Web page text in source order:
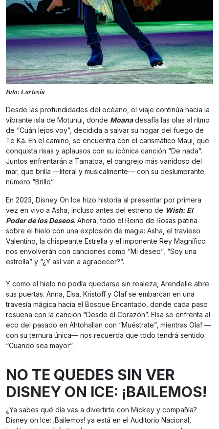
Foto: Cortesía
Desde las profundidades del océano, el viaje continúa hacia la
vibrante isla de Motunui, donde Moanadesafía las olas al ritmo
de “Cuán lejos voy”, decidida a salvar su hogar del fuego de
Te Kā. En el camino, se encuentra con el carismático Maui, que
conquista risas y aplausos con su icónica canción “De nada”.
Juntos enfrentarán a Tamatoa, el cangrejo más vanidoso del
mar, que brilla —literal y musicalmente— con su deslumbrante
número “Brillo”.
En 2023, Disney On Ice hizo historia al presentar por primera
vez en vivo a Asha, incluso antes del estreno de Wish: El
Poder de los Deseos. Ahora, todo el Reino de Rosas patina
sobre el hielo con una explosión de magia: Asha, el travieso
Valentino, la chispeante Estrella y el imponente Rey Magnífico
nos envolverán con canciones como “Mi deseo”, “Soy una
estrella” y “¿Y así van a agradecer?”.
Y como el hielo no podía quedarse sin realeza, Arendelle abre
sus puertas. Anna, Elsa, Kristoff y Olaf se embarcan en una
travesía mágica hacia el Bosque Encantado, donde cada paso
resuena con la canción “Desde el Corazón”. Elsa se enfrenta al
eco del pasado en Ahtohallan con “Muéstrate”, mientras Olaf —
con su ternura única— nos recuerda que todo tendrá sentido…
“Cuando sea mayor”.
NO TE QUEDES SIN VER
DISNEY ON ICE: ¡BAILEMOS!
¿Ya sabes qué día vas a divertirte con Mickey y compañía?
Disney on Ice: ¡Bailemos! ya está en el Auditorio Nacional,